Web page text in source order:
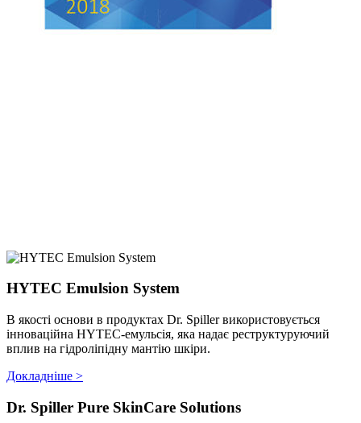
HYTEC Emulsion System
В якості основи в продуктах Dr. Spiller використовується
інноваційна HYTEC-емульсія, яка надає реструктуруючий
вплив на гідроліпідну мантію шкіри.
Докладніше >
Dr. Spiller Pure SkinCare Solutions